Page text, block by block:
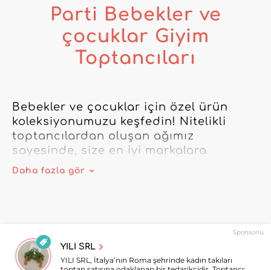
Parti Bebekler ve
çocuklar Giyim
Toptancıları
Bebekler ve çocuklar için özel ürün
koleksiyonumuzu keşfedin! Nitelikli
toptancılardan oluşan ağımız
sayesinde, size en iyi markalara
ayrıcalıklı erişim sunuyoruz.
moda aksesuarlardan olmazsa olmaz
kıyafetlere kadar, müşteri sadakati
oluşturmak için ihtiyacınız olan her şey
Daha fazla gör
Sponsorlu
YILI SRL
YILI SRL, İtalya’nın Roma şehrinde kadın takıları